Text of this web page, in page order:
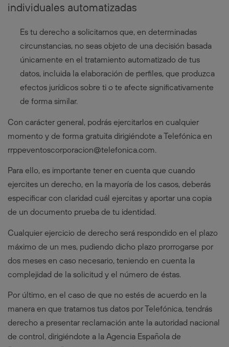
individuales automatizadas
Es tu derecho a solicitarnos que, en determinadas
circunstancias, no seas objeto de una decisión basada
únicamente en el tratamiento automatizado de tus
datos, incluida la elaboración de perfiles, que produzca
efectos jurídicos sobre ti o te afecte significativamente
de forma similar.
Con carácter general, podrás ejercitarlos en cualquier
momento y de forma gratuita dirigiéndote a Telefónica en
rrppeventoscorporacion@telefonica.com.
Para ello, es importante tener en cuenta que cuando
ejercites un derecho, en la mayoría de los casos, deberás
especificar con claridad cuál ejercitas y aportar una copia
de un documento prueba de tu identidad.
Cualquier ejercicio de derecho será respondido en el plazo
máximo de un mes, pudiendo dicho plazo prorrogarse por
dos meses en caso necesario, teniendo en cuenta la
complejidad de la solicitud y el número de éstas.
Por último, en el caso de que no estés de acuerdo en la
manera en que tratamos tus datos por Telefónica, tendrás
derecho a presentar reclamación ante la autoridad nacional
de control, dirigiéndote a la Agencia Española de